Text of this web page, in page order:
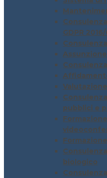
GDPR
pubblici e
biologico